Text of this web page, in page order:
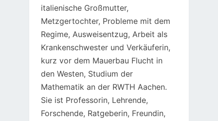
italienische Großmutter,
Metzgertochter, Probleme mit dem
Regime, Ausweisentzug, Arbeit als
Krankenschwester und Verkäuferin,
kurz vor dem Mauerbau Flucht in
den Westen, Studium der
Mathematik an der RWTH Aachen.
Sie ist Professorin, Lehrende,
Forschende, Ratgeberin, Freundin,